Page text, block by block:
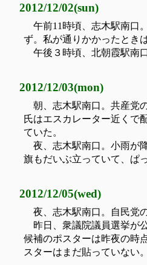
2012/12/02(sun)
午前11時頃、志木駅南口
ず。私が通りかかったとき
午後３時頃、北朝霞駅南
2012/12/03(mon)
朝、志木駅南口。共産党
氏はエスカレーター近くで
ていた。
夜、志木駅南口。小雨が
旗もだいぶ立っていて、ぱ
2012/12/05(wed)
夜、志木駅南口。自民党
昨日、衆議院議員選挙が
候補のポスターは昨夜の時
スターはまだ貼っていない